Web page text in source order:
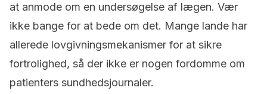
at anmode om en undersøgelse af lægen. Vær
ikke bange for at bede om det. Mange lande har
allerede lovgivningsmekanismer for at sikre
fortrolighed, så der ikke er nogen fordomme om
patienters sundhedsjournaler.